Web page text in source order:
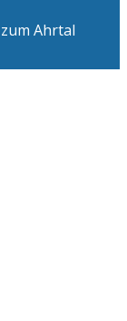
Ahrtal